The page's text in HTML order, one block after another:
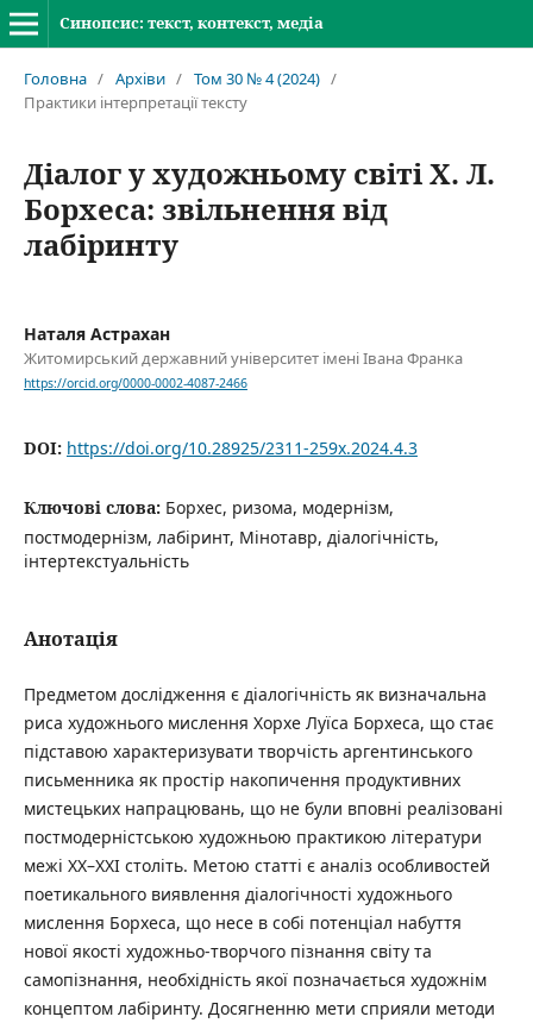
Синопсис: текст, контекст, медіа
Головна / Архіви / Том 30 № 4 (2024) /
Практики інтерпретації тексту
Діалог у художньому світі Х. Л.
Борхеса: звільнення від
лабіринту
Наталя Астрахан
Житомирський державний університет імені Івана Франка
https://orcid.org/0000-0002-4087-2466
DOI: https://doi.org/10.28925/2311-259x.2024.4.3
Ключові слова: Борхес, ризома, модернізм,
постмодернізм, лабіринт, Мінотавр, діалогічність,
інтертекстуальність
Анотація
Предметом дослідження є діалогічність як визначальна
риса художнього мислення Хорхе Луїса Борхеса, що стає
підставою характеризувати творчість аргентинського
письменника як простір накопичення продуктивних
мистецьких напрацювань, що не були вповні реалізовані
постмодерністською художньою практикою літератури
межі ХХ–ХХІ століть. Метою статті є аналіз особливостей
поетикального виявлення діалогічності художнього
мислення Борхеса, що несе в собі потенціал набуття
нової якості художньо-творчого пізнання світу та
самопізнання, необхідність якої позначається художнім
концептом лабіринту. Досягненню мети сприяли методи